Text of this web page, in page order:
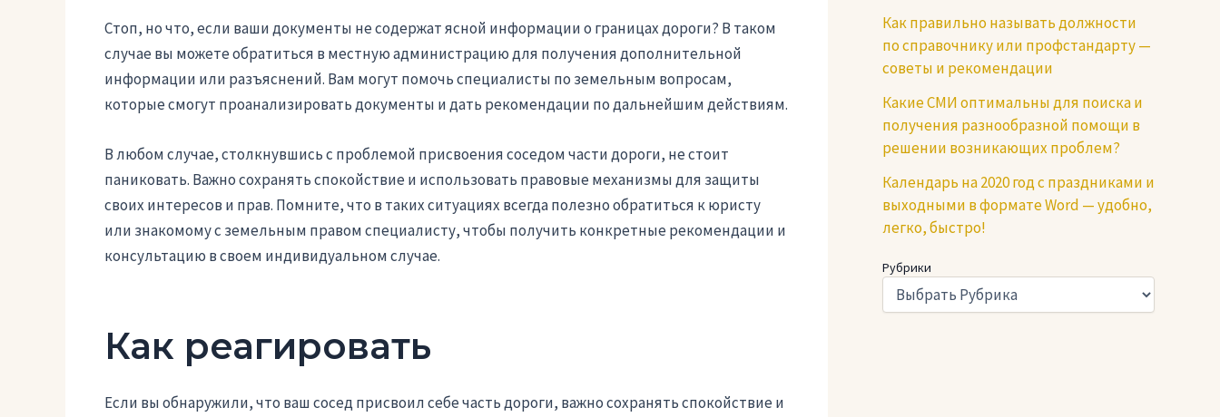
Стоп, но что, если ваши документы не содержат ясной информации о границах дороги? В таком
случае вы можете обратиться в местную администрацию для получения дополнительной
информации или разъяснений. Вам могут помочь специалисты по земельным вопросам,
которые смогут проанализировать документы и дать рекомендации по дальнейшим действиям.
В любом случае, столкнувшись с проблемой присвоения соседом части дороги, не стоит
паниковать. Важно сохранять спокойствие и использовать правовые механизмы для защиты
своих интересов и прав. Помните, что в таких ситуациях всегда полезно обратиться к юристу
или знакомому с земельным правом специалисту, чтобы получить конкретные рекомендации и
консультацию в своем индивидуальном случае.
Как реагировать
Если вы обнаружили, что ваш сосед присвоил себе часть дороги, важно сохранять спокойствие и
Как правильно называть должности
по справочнику или профстандарту —
советы и рекомендации
Какие СМИ оптимальны для поиска и
получения разнообразной помощи в
решении возникающих проблем?
Календарь на 2020 год с праздниками и
выходными в формате Word — удобно,
легко, быстро!
Рубрики